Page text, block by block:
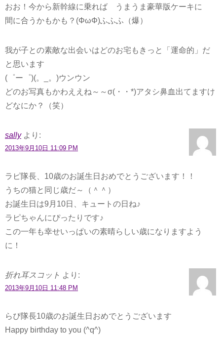
おお！今から新幹線に乗れば うまうま豪華版ケーキに
間に合うかもかも？(ΦωΦ)ふふふ（爆）
我が子との素敵な出会いはどのお宅もきっと「運命的」だ
と思います
(゜ー゜)(。_。)ウンウン
どのお写真もかわええね～～σ(・・*)アタシ鼻血出てますけ
どなにか？（笑）
sally より:
2013年9月10日 11:09 PM
ラピ隊長、10歳のお誕生日おめでとうございます！！
うちの猫と同じ歳だ～（＾＾）
お誕生日は9月10日、キュートの日ね♪
ラピちゃんにぴったりです♪
この一年も幸せいっぱいの素晴らしい歳になりますよう
に！
折れ耳スコット より:
2013年9月10日 11:48 PM
らぴ隊長10歳のお誕生日おめでとうございます
Happy birthday to you (^q^)